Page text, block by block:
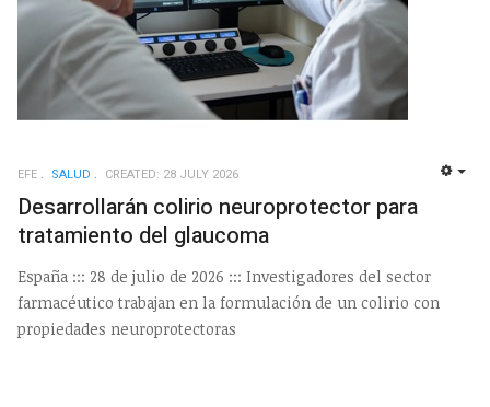
EFE SALUD CREATED: 28 JULY 2026
Desarrollarán colirio neuroprotector para
tratamiento del glaucoma
España ::: 28 de julio de 2026 ::: Investigadores del sector
farmacéutico trabajan en la formulación de un colirio con
propiedades neuroprotectoras